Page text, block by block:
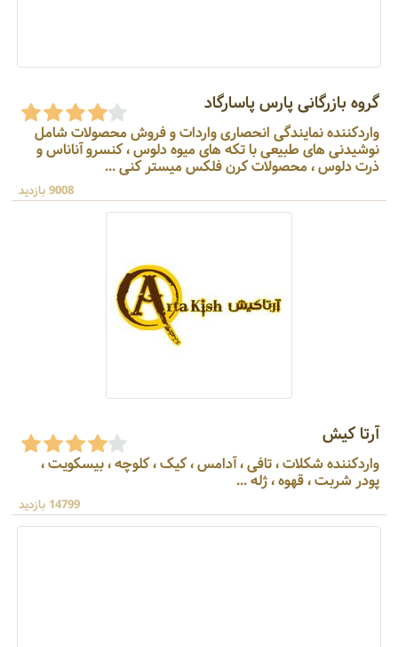
گروه بازرگانی پارس پاسارگاد
واردکننده نمایندگی انحصاری واردات و فروش محصولات شامل
نوشیدنی های طبیعی با تکه های میوه دلوس ، کنسرو آناناس و
ذرت دلوس ، محصولات کرن فلکس میستر کنی ...
9008 بازدید
آرتا کیش
واردکننده شکلات ، تافی ، آدامس ، کیک ، کلوچه ، بیسکویت ،
پودر شربت ، قهوه ، ژله ...
14799 بازدید